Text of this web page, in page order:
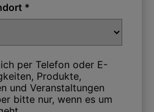
*
per Telefon oder E-
Produkte,
und Veranstaltungen
bitte nur, wenn es um